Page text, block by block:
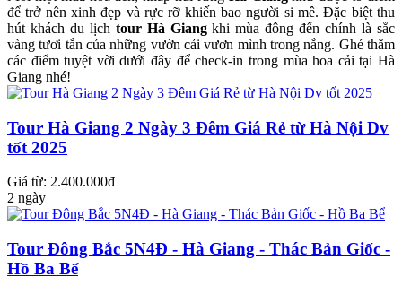
để trở nên xinh đẹp và rực rỡ khiến bao người si mê. Đặc biệt thu
hút khách du lịch tour Hà Giangkhi mùa đông đến chính là sắc
vàng tươi tắn của những vườn cải vươn mình trong nắng. Ghé thăm
các điểm tuyệt vời dưới đây để check-in trong mùa hoa cải tại Hà
Giang nhé!
Tour Hà Giang 2 Ngày 3 Đêm Giá Rẻ từ Hà Nội Dv
tốt 2025
Giá từ: 2.400.000đ
2 ngày
Tour Đông Bắc 5N4Đ - Hà Giang - Thác Bản Giốc -
Hồ Ba Bể